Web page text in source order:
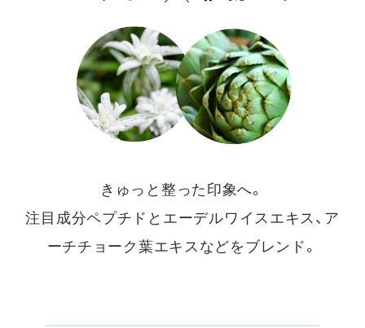
きゅっと整った印象へ。
注目成分ペプチドと エーデルワイスエキス、ア
ーチチョーク葉エキスなどをブレンド。